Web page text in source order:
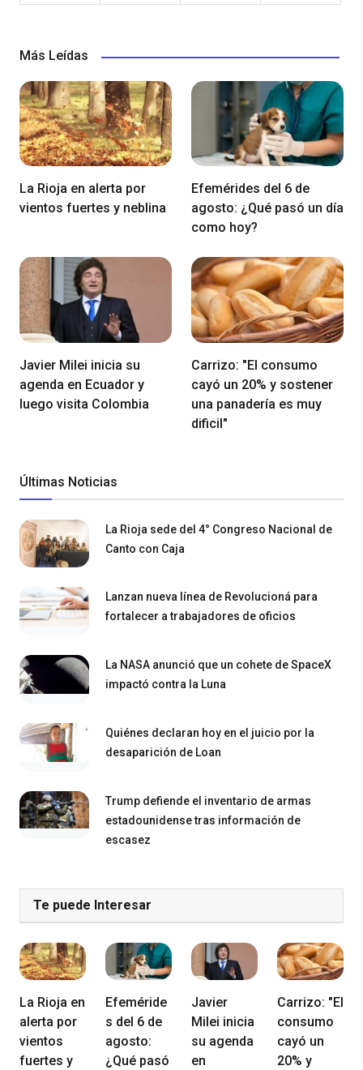
Más Leídas
La Rioja en alerta por
vientos fuertes y neblina
Efemérides del 6 de
agosto: ¿Qué pasó un día
como hoy?
Javier Milei inicia su
agenda en Ecuador y
luego visita Colombia
Carrizo: "El consumo
cayó un 20% y sostener
una panadería es muy
dificil"
Últimas Noticias
La Rioja sede del 4° Congreso Nacional de
Canto con Caja
Lanzan nueva línea de Revolucioná para
fortalecer a trabajadores de oficios
La NASA anunció que un cohete de SpaceX
impactó contra la Luna
Quiénes declaran hoy en el juicio por la
desaparición de Loan
Trump defiende el inventario de armas
estadounidense tras información de
escasez
Te puede Interesar
La Rioja en
alerta por
vientos
fuertes y
Efeméride
s del 6 de
agosto:
¿Qué pasó
Javier
Milei inicia
su agenda
en
Carrizo: "El
consumo
cayó un
20% y